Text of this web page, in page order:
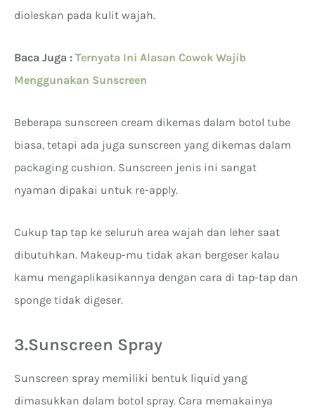
dioleskan pada kulit wajah.
Baca Juga : Ternyata Ini Alasan Cowok Wajib
Menggunakan Sunscreen
Beberapa sunscreen cream dikemas dalam botol tube
biasa, tetapi ada juga sunscreen yang dikemas dalam
packaging cushion. Sunscreen jenis ini sangat
nyaman dipakai untuk re-apply.
Cukup tap tap ke seluruh area wajah dan leher saat
dibutuhkan. Makeup-mu tidak akan bergeser kalau
kamu mengaplikasikannya dengan cara di tap-tap dan
sponge tidak digeser.
3.Sunscreen Spray
Sunscreen spray memiliki bentuk liquid yang
dimasukkan dalam botol spray. Cara memakainya